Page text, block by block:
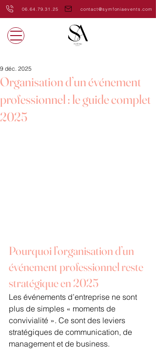
06.64.79.31.25 contact@symfoniaevents.com
Organisation d’un événement
professionnel : le guide complet
2025
9 déc. 2025
Pourquoi l’organisation d’un
événement professionnel reste
stratégique en 2025
Les événements d’entreprise ne sont
plus de simples « moments de
convivialité ». Ce sont des leviers
stratégiques de communication, de
management et de business.